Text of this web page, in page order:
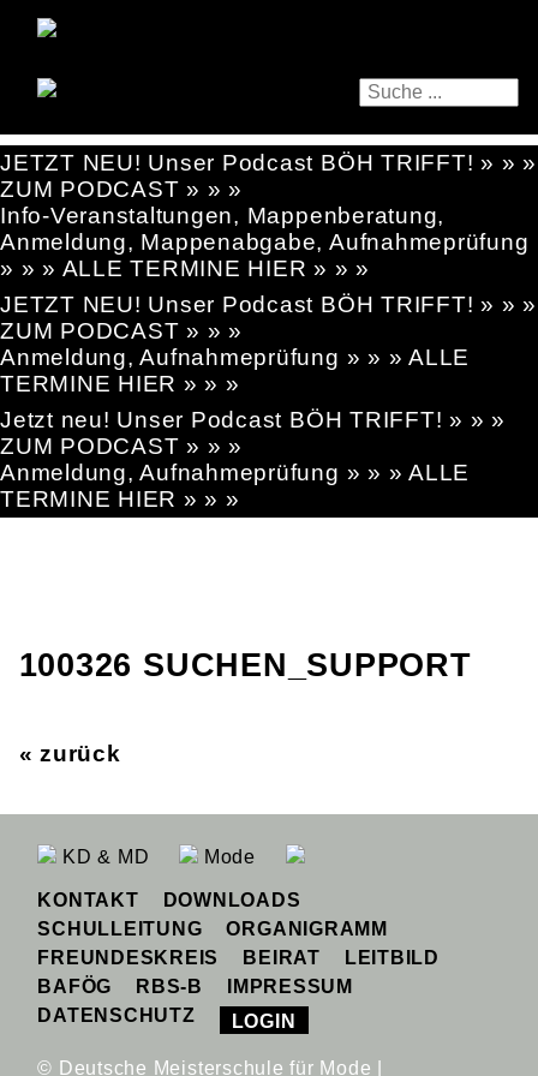
JETZT NEU! Unser Podcast BÖH TRIFFT! » » »
ZUM PODCAST » » »
Info-Veranstaltungen, Mappenberatung,
Anmeldung, Mappenabgabe, Aufnahmeprüfung
» » » ALLE TERMINE HIER » » »
JETZT NEU! Unser Podcast BÖH TRIFFT! » » »
ZUM PODCAST » » »
Anmeldung, Aufnahmeprüfung » » » ALLE
TERMINE HIER » » »
Jetzt neu! Unser Podcast BÖH TRIFFT! » » »
ZUM PODCAST » » »
Anmeldung, Aufnahmeprüfung » » » ALLE
TERMINE HIER » » »
100326 SUCHEN_SUPPORT
« zurück
KD & MD Mode
KONTAKT
DOWNLOADS
SCHULLEITUNG
ORGANIGRAMM
FREUNDESKREIS
BEIRAT
LEITBILD
BAFÖG
RBS-B
IMPRESSUM
DATENSCHUTZ
LOGIN
© Deutsche Meisterschule für Mode |